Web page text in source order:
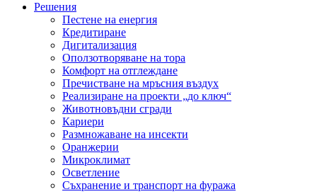
Решения
Пестене на енергия
Кредитиране
Дигитализация
Оползотворяване на тора
Комфорт на отглеждане
Пречистване на мръсния въздух
Реализиране на проекти „до ключ“
Животновъдни сгради
Кариери
Размножаване на инсекти
Оранжерии
Микроклимат
Осветление
Съхранение и транспорт на фуража